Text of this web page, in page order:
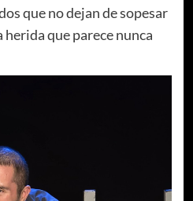
que no dejan de sopesar
que parece nunca